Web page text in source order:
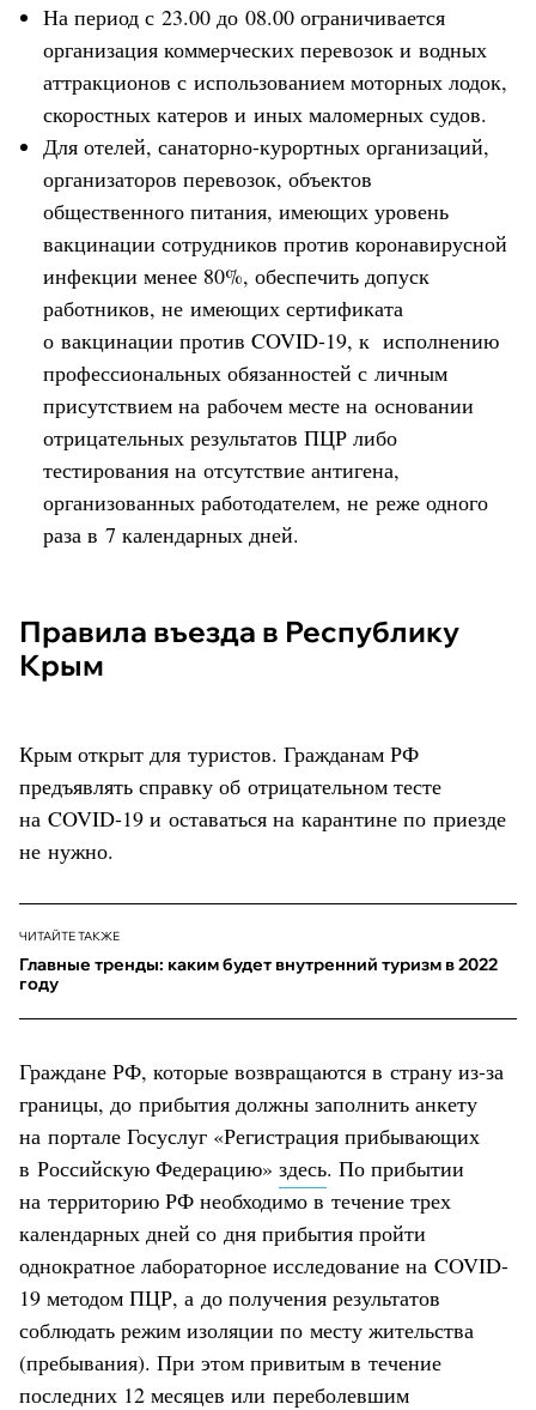
На период с 23.00 до 08.00 ограничивается
организация коммерческих перевозок и водных
аттракционов с использованием моторных лодок,
скоростных катеров и иных маломерных судов.
Для отелей, санаторно-курортных организаций,
организаторов перевозок, объектов
общественного питания, имеющих уровень
вакцинации сотрудников против коронавирусной
инфекции менее 80%, обеспечить допуск
работников, не имеющих сертификата
о вакцинации против COVID-19, к исполнению
профессиональных обязанностей с личным
присутствием на рабочем месте на основании
отрицательных результатов ПЦР либо
тестирования на отсутствие антигена,
организованных работодателем, не реже одного
раза в 7 календарных дней.
Правила въезда в Республику
Крым
Крым открыт для туристов. Гражданам РФ
предъявлять справку об отрицательном тесте
на COVID-19 и оставаться на карантине по приезде
не нужно.
ЧИТАЙТЕ ТАКЖЕ
Главные тренды: каким будет внутренний туризм в 2022
году
Граждане РФ, которые возвращаются в страну из-за
границы, до прибытия должны заполнить анкету
на портале Госуслуг «Регистрация прибывающих
в Российскую Федерацию» здесь. По прибытии
на территорию РФ необходимо в течение трех
календарных дней со дня прибытия пройти
однократное лабораторное исследование на COVID-
19 методом ПЦР, а до получения результатов
соблюдать режим изоляции по месту жительства
(пребывания). При этом привитым в течение
последних 12 месяцев или переболевшим